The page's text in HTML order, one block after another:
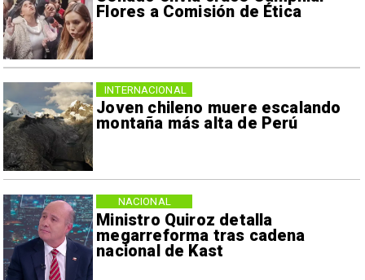
Flores a Comisión de Ética
Joven chileno muere escalando
montaña más alta de Perú
INTERNACIONAL
Ministro Quiroz detalla
megarreforma tras cadena
nacional de Kast
NACIONAL